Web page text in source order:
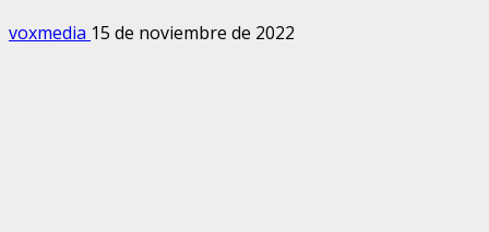
voxmedia 15 de noviembre de 2022